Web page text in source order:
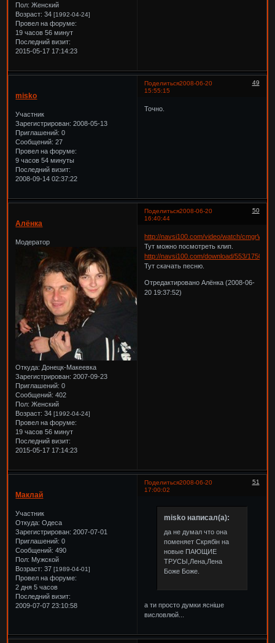
Пол: Женский
Возраст: 34[1992-04-24]
Провел на форуме:
19 часов 56 минут
Последний визит:
2015-05-17 17:14:23
Поделиться 49
2008-06-20
15:55:15
misko
Участник
Зарегистрирован: 2008-05-13
Приглашений: 0
Сообщений: 27
Провел на форуме:
9 часов 54 минуты
Последний визит:
2008-09-14 02:37:22
Точно.
Поделиться 50
2008-06-20
16:40:44
Алёнка
Модератор
Откуда: Донецк-Макеевка
Зарегистрирован: 2007-09-23
Приглашений: 0
Сообщений: 402
Пол: Женский
Возраст: 34[1992-04-24]
Провел на форуме:
19 часов 56 минут
Последний визит:
2015-05-17 17:14:23
http://navsi100.com/video/watch/
Тут можно посмотреть клип.
http://navsi100.com/download/553/
Тут скачать песню.
Отредактировано Алёнка (2008-06-
20 19:37:52)
Поделиться 51
2008-06-20
17:00:02
Маклай
Участник
Откуда: Одеса
Зарегистрирован: 2007-07-01
Приглашений: 0
Сообщений: 490
Пол: Мужской
Возраст: 37[1989-04-01]
Провел на форуме:
2 дня 5 часов
Последний визит:
2009-07-07 23:10:58
misko написал(а):
да не думал что она
поменяет Скрябін на
новые ПАЮЩИЕ
ТРУСЫ,Лена,Лена
Боже Боже.
а ти просто думки ясніше
висловлюй...